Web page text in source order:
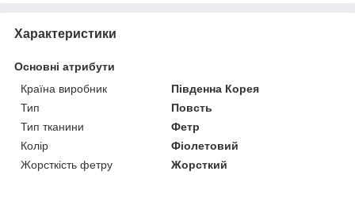
Характеристики
Основні атрибути
Країна виробник
Південна Корея
Тип
Повсть
Тип тканини
Фетр
Колір
Фіолетовий
Жорсткість фетру
Жорсткий